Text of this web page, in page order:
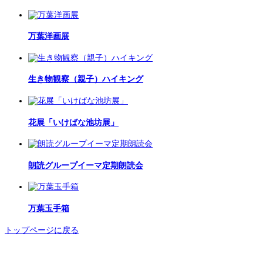
万葉洋画展
生き物観察（親子）ハイキング
花展「いけばな池坊展」
朗読グループイーマ定期朗読会
万葉玉手箱
トップページに戻る